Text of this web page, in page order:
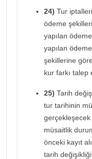
24) Tur
ödeme
yapılan
yapılan
şekillerine
kur farkı talep
25) Tarih
tur tarihinin
gerçekleşecek
müsaitlik
önceki kayıt
tarih